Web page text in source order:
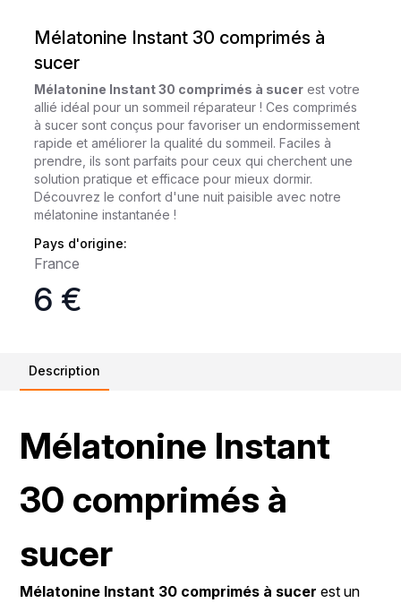
Mélatonine Instant 30 comprimés à
sucer
Mélatonine Instant 30 comprimés à sucer est votre
allié idéal pour un sommeil réparateur ! Ces comprimés
à sucer sont conçus pour favoriser un endormissement
rapide et améliorer la qualité du sommeil. Faciles à
prendre, ils sont parfaits pour ceux qui cherchent une
solution pratique et efficace pour mieux dormir.
Découvrez le confort d'une nuit paisible avec notre
mélatonine instantanée !
Pays d'origine:
France
6 €
Description
Mélatonine Instant
30 comprimés à
sucer
Mélatonine Instant 30 comprimés à sucer est un